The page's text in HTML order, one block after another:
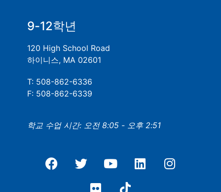
9-12학년
120 High School Road
하이니스, MA 02601
T: 508-862-6336
F: 508-862-6339
학교 수업 시간: 오전 8:05 - 오후 2:51